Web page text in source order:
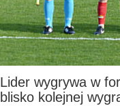
Lider wygrywa w
blisko kolejnej